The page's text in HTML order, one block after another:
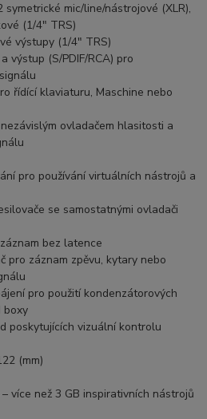
mic/line/nástrojové (XLR),
(1/4" TRS)
výstupy (1/4" TRS)
výstup (S/PDIF/RCA) pro
řídící klaviaturu, Maschine nebo
ovladačem hlasitosti a
pro používání virtuálních nástrojů a
se samostatnými ovladači
bez latence
pro záznam zpěvu, kytary nebo
pro použití kondenzátorových
boxy
poskytujících vizuální kontrolu
(mm)
– více než 3 GB inspirativních nástrojů